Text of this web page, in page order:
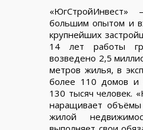
большим опытом и
крупнейших
14 лет работы
возведено 2,5
метров жилья, в
более 110 домов и
130 тысяч человек.
наращивает
жилой